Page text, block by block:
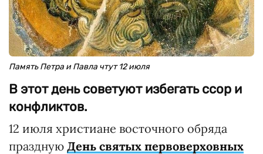
Память Петра и Павла чтут 12 июля
В этот день советуют избегать ссор и
конфликтов.
12 июля христиане восточного обряда
праздную День святых первоверховных